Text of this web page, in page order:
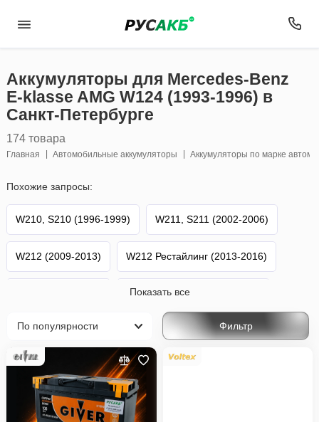
Аккумуляторы для Mercedes-Benz
E-klasse AMG W124 (1993-1996) в
Санкт-Петербурге
174 товара
Главная Автомобильные аккумуляторы Аккумуляторы по марке
Похожие запросы:
W210, S210 (1996-1999) W211, S211 (2002-2006)
W212 (2009-2013) W212 Рестайлинг (2013-2016)
W213 Рестайлинг (2020-н.в.)
E-klasse AMG Mercedes-Benz
Показать все
Фильтр